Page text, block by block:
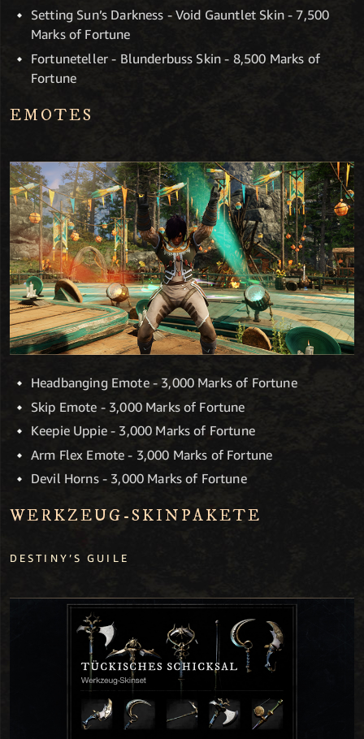
Setting Sun’s Darkness - Void Gauntlet Skin - 7,500
Marks of Fortune
Fortuneteller - Blunderbuss Skin - 8,500 Marks of
Fortune
EMOTES
Headbanging Emote - 3,000 Marks of Fortune
Skip Emote - 3,000 Marks of Fortune
Keepie Uppie - 3,000 Marks of Fortune
Arm Flex Emote - 3,000 Marks of Fortune
Devil Horns - 3,000 Marks of Fortune
WERKZEUG-SKINPAKETE
DESTINY’S GUILE